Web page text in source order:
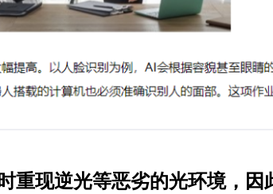
重现逆光等恶劣的光环境，